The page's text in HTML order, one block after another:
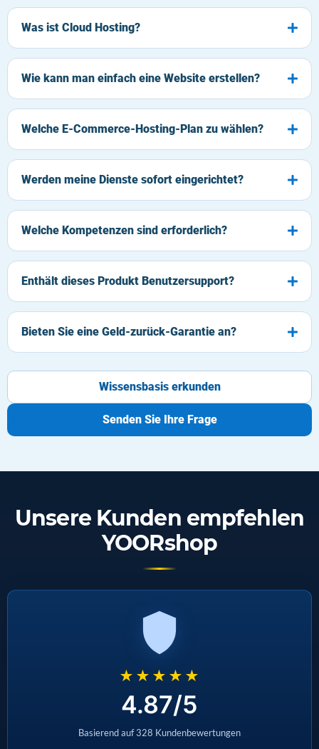
Was ist Cloud Hosting?
Wie kann man einfach eine Website erstellen?
Welche E-Commerce-Hosting-Plan zu wählen?
Werden meine Dienste sofort eingerichtet?
Welche Kompetenzen sind erforderlich?
Enthält dieses Produkt Benutzersupport?
Bieten Sie eine Geld-zurück-Garantie an?
Wissensbasis erkunden
Senden Sie Ihre Frage
Unsere Kunden empfehlen
YOORshop
★★★★★
4.87/5
Basierend auf 328 Kundenbewertungen